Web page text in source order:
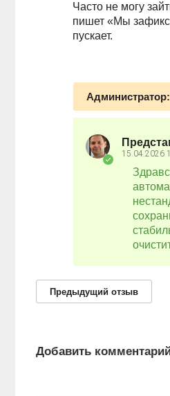
Часто не могу
пишет «Мы
пускает.
Администратор:
15.04.2026
Предыдущий отзыв
Добавить